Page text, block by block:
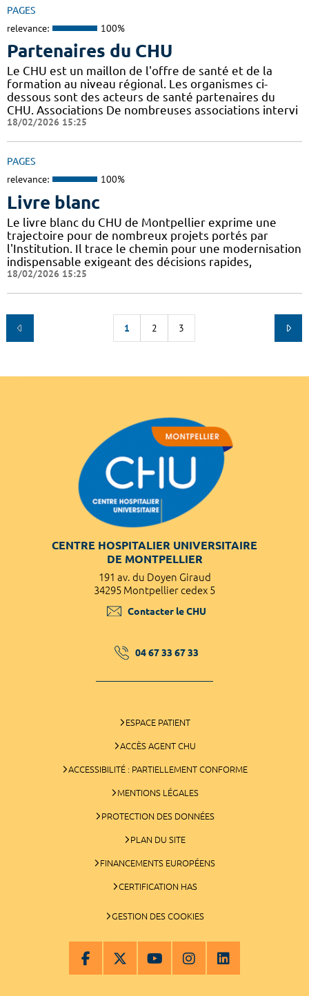
PAGES
relevance: 100%
Partenaires du CHU
Le CHU est un maillon de l'offre de santé et de la
formation au niveau régional. Les organismes ci-
dessous sont des acteurs de santé partenaires du
CHU. Associations De nombreuses associations intervi
18/02/2026 15:25
PAGES
relevance: 100%
Livre blanc
Le livre blanc du CHU de Montpellier exprime une
trajectoire pour de nombreux projets portés par
l'Institution. Il trace le chemin pour une modernisation
indispensable exigeant des décisions rapides,
18/02/2026 15:25
1 2 3
CENTRE HOSPITALIER UNIVERSITAIRE
DE MONTPELLIER
191 av. du Doyen Giraud
34295 Montpellier cedex 5
Contacter le CHU
04 67 33 67 33
ESPACE PATIENT
ACCÈS AGENT CHU
ACCESSIBILITÉ : PARTIELLEMENT CONFORME
MENTIONS LÉGALES
PROTECTION DES DONNÉES
PLAN DU SITE
FINANCEMENTS EUROPÉENS
CERTIFICATION HAS
GESTION DES COOKIES